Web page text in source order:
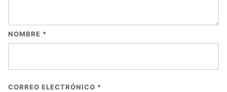
NOMBRE *
CORREO ELECTRÓNICO *